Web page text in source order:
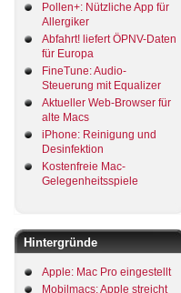
Pollen+: Nützliche App für
Allergiker
Abfahrt! liefert ÖPNV-Daten
für Europa
FineTune: Audio-
Steuerung mit Equalizer
Aktueller Web-Browser für
alte Macs
iPhone: Reinigung und
Desinfektion
Kostenfreie Mac-
Gelegenheitsspiele
Hintergründe
Apple: Mac Pro eingestellt
Mobilmacs: Apple streicht